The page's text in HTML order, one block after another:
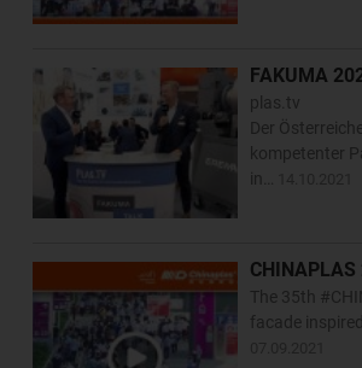
FAKUMA
plas.tv
Der
kompetenter
in…
The 35th
facade